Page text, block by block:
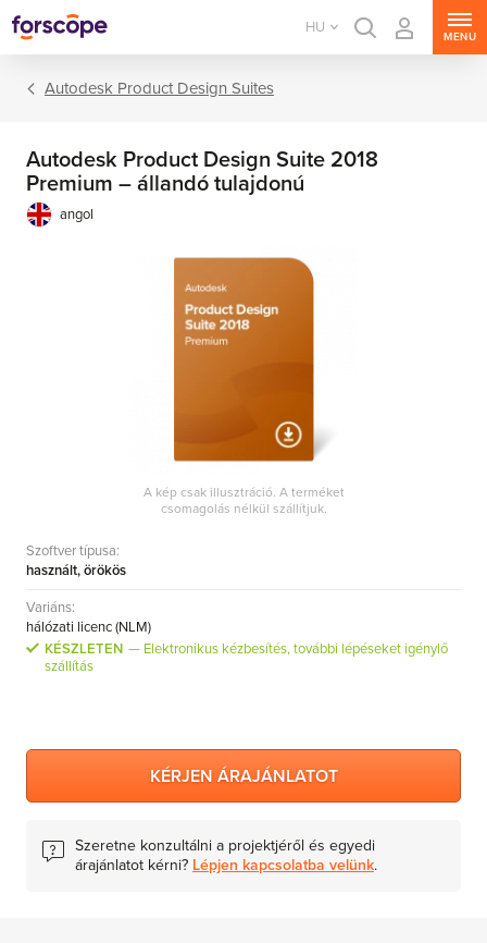
HU
MENU
AutoCAD
Autodesk Revit
Autodesk Building Design Suites
3ds Max
Autodesk Product Design Suites
Autodesk Product Design Suite 2018
Premium – állandó tulajdonú
angol
A kép csak illusztráció. A terméket
csomagolás nélkül szállítjuk.
Szoftver típusa:
használt, örökös
Variáns:
hálózati licenc (NLM)
KÉSZLETEN
Elektronikus kézbesítés, további lépéseket igénylő
szállítás
KÉRJEN ÁRAJÁNLATOT
Szeretne konzultálni a projektjéről és egyedi
árajánlatot kérni? Lépjen kapcsolatba velünk.